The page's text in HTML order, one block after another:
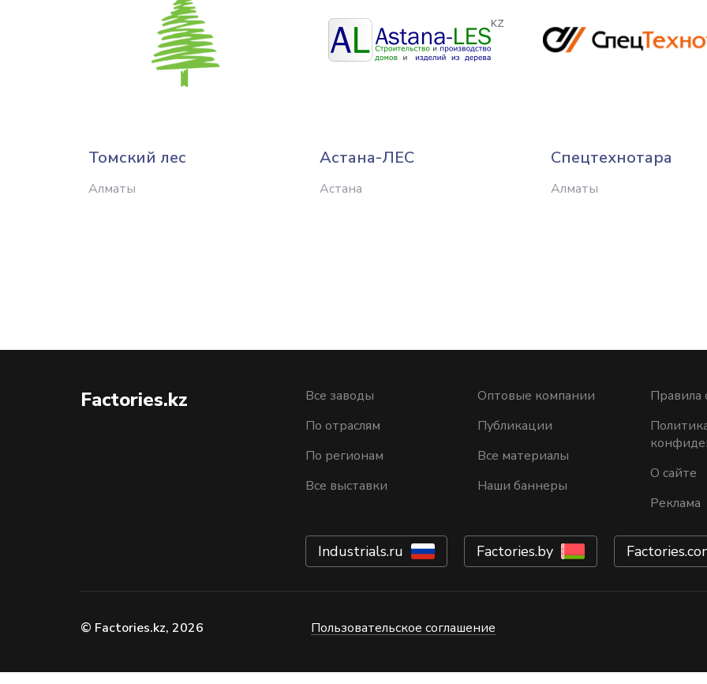
Томский лес
Алматы
Астана-ЛЕС
Астана
Спецтехнотара
Алматы
Factories.kz
Все заводы
По отраслям
По регионам
Все выставки
Оптовые компании
Публикации
Все материалы
Наши баннеры
Правила
О сайте
Реклама
Industrials.ru Factories.by
© Factories.kz, 2026 Пользовательское соглашение